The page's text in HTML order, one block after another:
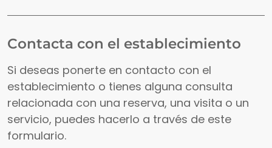
Contacta con el establecimiento
Si deseas ponerte en contacto con el
establecimiento o tienes alguna consulta
relacionada con una reserva, una visita o un
servicio, puedes hacerlo a través de este
formulario.